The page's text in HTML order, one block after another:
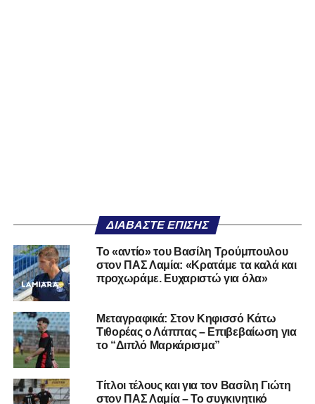
ΔΙΑΒΆΣΤΕ ΕΠΊΣΗΣ
Το «αντίο» του Βασίλη Τρούμπουλου
στον ΠΑΣ Λαμία: «Κρατάμε τα καλά και
προχωράμε. Ευχαριστώ για όλα»
Μεταγραφικά: Στον Κηφισσό Κάτω
Τιθορέας ο Λάππας – Επιβεβαίωση για
το “Διπλό Μαρκάρισμα”
Τίτλοι τέλους και για τον Βασίλη Γιώτη
στον ΠΑΣ Λαμία – Το συγκινητικό